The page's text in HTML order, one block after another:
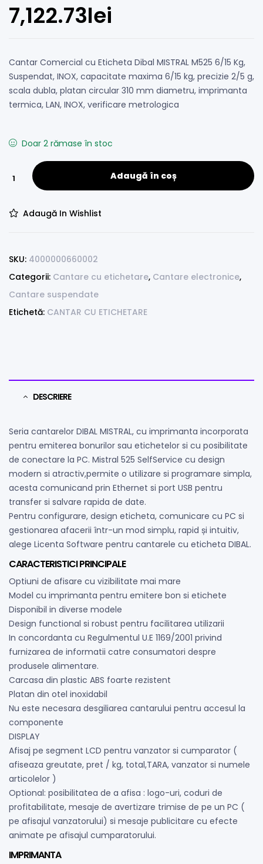
7,122.73lei
Cantar Comercial cu Eticheta Dibal MISTRAL M525 6/15 Kg,
Suspendat, INOX, capacitate maxima 6/15 kg, precizie 2/5 g,
scala dubla, platan circular 310 mm diametru, imprimanta
termica, LAN, INOX, verificare metrologica
Doar 2 rămase în stoc
Adaugă în coș
Adaugă In Wishlist
SKU: 4000000660002
Categorii: Cantare cu etichetare, Cantare electronice,
Cantare suspendate
Etichetă: CANTAR CU ETICHETARE
DESCRIERE
Seria cantarelor DIBAL MISTRAL, cu imprimanta incorporata
pentru emiterea bonurilor sau etichetelor si cu posibilitate
de conectare la PC. Mistral 525 SelfService cu design
modern si atractiv,permite o utilizare si programare simpla,
acesta comunicand prin Ethernet si port USB pentru
transfer si salvare rapida de date.
Pentru configurare, design eticheta, comunicare cu PC si
gestionarea afacerii într-un mod simplu, rapid și intuitiv,
alege Licenta Software pentru cantarele cu eticheta DIBAL.
CARACTERISTICI PRINCIPALE
Optiuni de afisare cu vizibilitate mai mare
Model cu imprimanta pentru emitere bon si etichete
Disponibil in diverse modele
Design functional si robust pentru facilitarea utilizarii
In concordanta cu Regulmentul U.E 1169/2001 privind
furnizarea de informatii catre consumatori despre
produsele alimentare.
Carcasa din plastic ABS foarte rezistent
Platan din otel inoxidabil
Nu este necesara desgiliarea cantarului pentru accesul la
componente
DISPLAY
Afisaj pe segment LCD pentru vanzator si cumparator (
afiseaza greutate, pret / kg, total,TARA, vanzator si numele
articolelor )
Optional: posibilitatea de a afisa : logo-uri, coduri de
profitabilitate, mesaje de avertizare trimise de pe un PC (
pe afisajul vanzatorului) si mesaje publicitare cu efecte
animate pe afisajul cumparatorului.
IMPRIMANTA